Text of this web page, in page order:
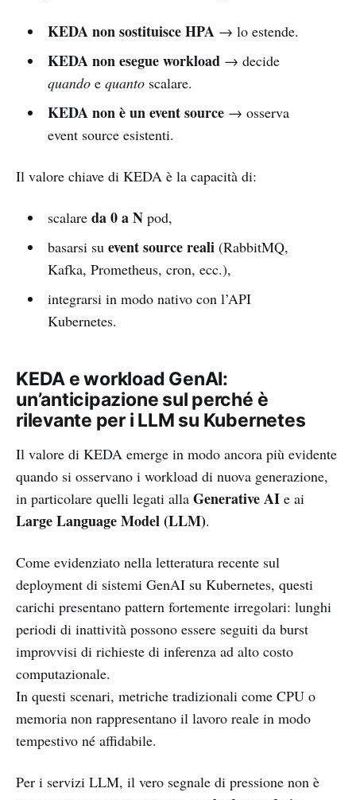
KEDA non sostituisce HPA→ lo estende.
KEDA non esegue workload→ decide
quandoe quantoscalare.
KEDA non è un event source→ osserva
event source esistenti.
Il valore chiave di KEDA è la capacità di:
scalare da 0 a Npod,
basarsi su event source reali(RabbitMQ,
Kafka, Prometheus, cron, ecc.),
integrarsi in modo nativo con l’API
Kubernetes.
KEDA e workload GenAI:
un’anticipazione sul perché è
rilevante per i LLM su Kubernetes
Il valore di KEDA emerge in modo ancora più evidente
quando si osservano i workload di nuova generazione,
in particolare quelli legati alla Generative AI e ai
Large Language Model (LLM).
Come evidenziato nella letteratura recente sul
deployment di sistemi GenAI su Kubernetes, questi
carichi presentano pattern fortemente irregolari: lunghi
periodi di inattività possono essere seguiti da burst
improvvisi di richieste di inferenza ad alto costo
computazionale.
In questi scenari, metriche tradizionali come CPU o
memoria non rappresentano il lavoro reale in modo
tempestivo né affidabile.
Per i servizi LLM, il vero segnale di pressione non è